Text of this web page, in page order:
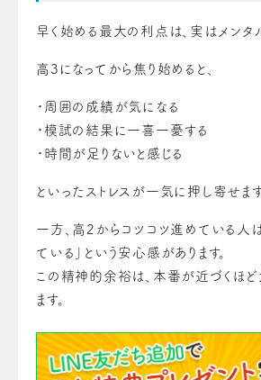
早く始める最大の利点は、実はメンタ
高3になってから焦り始めると、
・周囲の成績が気になる
・模試の結果に一喜一憂する
・時間が足りないと感じる
といったストレスが一気に押し寄せます
一方、高2からコツコツ進めている人は
ている」という安心感があります。
この精神的余裕は、本番が近づくほど
ます。